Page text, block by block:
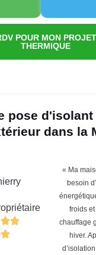
POUR MON
THERMIQUE
pose
dans la
« Ma
besoin
froids
chauffage
hiver.